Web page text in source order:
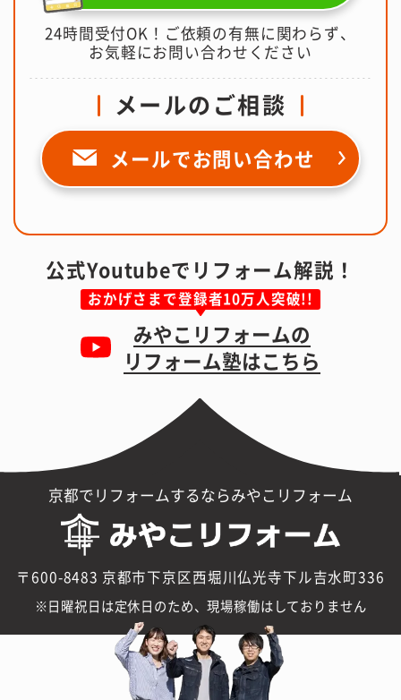
24時間受付OK！ご依頼の有無に関わらず、
お気軽にお問い合わせください
メールのご相談
メールでお問い合わせ
公式Youtubeでリフォーム解説！
おかげさまで登録者10万人突破!!
みやこリフォームの
リフォーム塾はこちら
京都でリフォームするならみやこリフォーム
〒600-8483 京都市下京区西堀川仏光寺下ル吉水町336
日曜祝日は定休日のため、現場稼働はしておりません